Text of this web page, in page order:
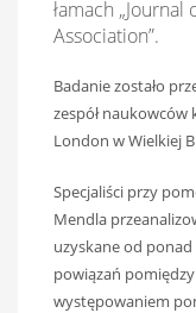
łamach
Association”.
Badanie zostało
zespół
London w Wielkiej
Specjaliści przy
Mendla
uzyskane od
powiązań
występowaniem